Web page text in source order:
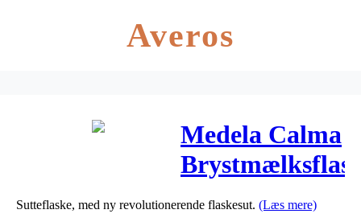
Averos
Medela Calma
– 150 ml – 1
Sutteflaske, med ny revolutionerende flaskesut. (Læs mere)